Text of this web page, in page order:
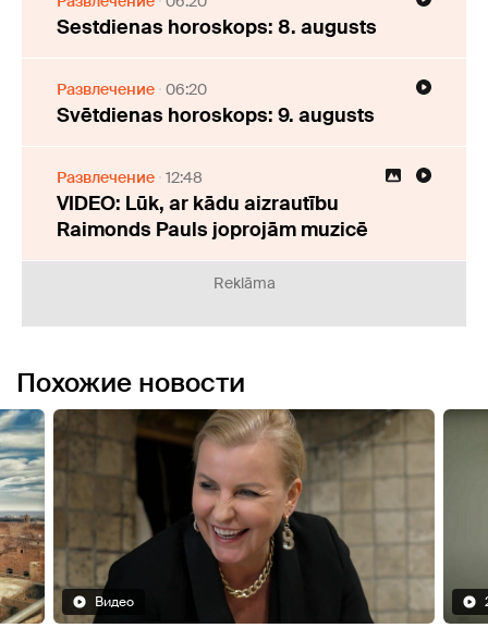
Sestdienas horoskops: 8. augusts
Развлечение 06:20
Svētdienas horoskops: 9. augusts
Развлечение 12:48
VIDEO: Lūk, ar kādu aizrautību
Raimonds Pauls joprojām muzicē
Reklāma
Похожие новости
2 Видео